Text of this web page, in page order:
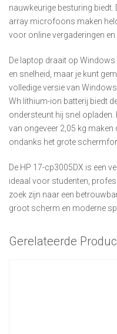
nauwkeurige besturing biedt.
array microfoons maken
voor online vergaderingen
De laptop draait op
en snelheid, maar je kunt
volledige versie van Windows
Wh lithium-ion batterij biedt
ondersteunt hij snel
van ongeveer 2,05 kg maken
ondanks het grote
De HP 17-cp3005DX is een
ideaal voor studenten,
zoek zijn naar een
groot scherm en moderne
Gerelateerde